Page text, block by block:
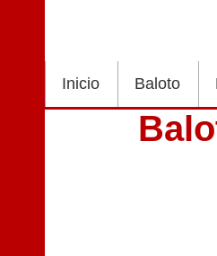
Inicio Baloto